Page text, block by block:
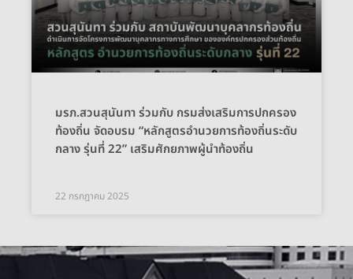
มรภ.สวนสุนันทา ร่วมกับ กรมส่งเสริมการปกครอง
ท้องถิ่น จัดอบรม “หลักสูตรอำนวยการท้องถิ่นระดับ
กลาง รุ่นที่ 22” เสริมศักยภาพผู้นำท้องถิ่น
22 กรกฎาคม 2025